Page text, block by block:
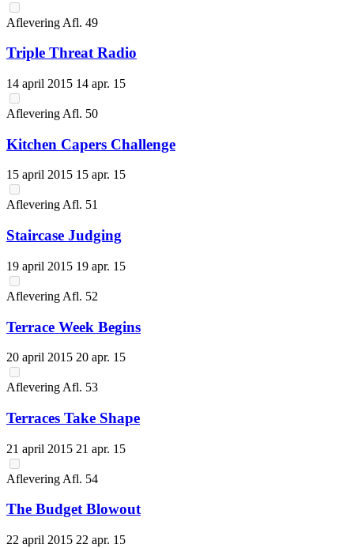
Aflevering Afl. 49
Triple Threat Radio
14 april 2015 14 apr. 15
Aflevering Afl. 50
Kitchen Capers Challenge
15 april 2015 15 apr. 15
Aflevering Afl. 51
Staircase Judging
19 april 2015 19 apr. 15
Aflevering Afl. 52
Terrace Week Begins
20 april 2015 20 apr. 15
Aflevering Afl. 53
Terraces Take Shape
21 april 2015 21 apr. 15
Aflevering Afl. 54
The Budget Blowout
22 april 2015 22 apr. 15